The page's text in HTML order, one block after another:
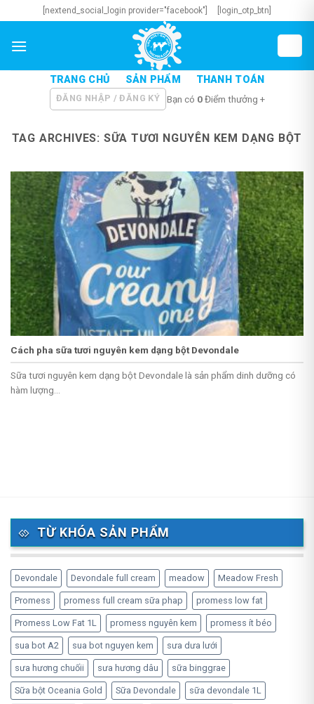
to
content
[nextend_social_login provider="facebook"] [login_otp_btn]
TRANG CHỦ SẢN PHẨM THANH TOÁN
ĐĂNG NHẬP / ĐĂNG KÝ Bạn có 0Điểm thưởng +
TAG ARCHIVES: SỮA TƯƠI NGUYÊN KEM DẠNG BỘT
Cách pha sữa tươi nguyên kem dạng bột Devondale
Sữa tươi nguyên kem dạng bột Devondale là sản phẩm dinh dưỡng có
hàm lượng...
TỪ KHÓA SẢN PHẨM
Devondale Devondale full cream meadow Meadow Fresh
Promess promess full cream sữa phap promess low fat
Promess Low Fat 1L promess nguyên kem promess ít béo
sua bot A2 sua bot nguyen kem sưa dưa lưới
sưa hương chuốii sưa hương dâu sữa binggrae
Sữa bột Oceania Gold Sữa Devondale sữa devondale 1L